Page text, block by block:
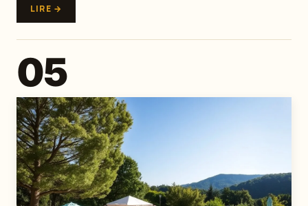
LIRE →
05